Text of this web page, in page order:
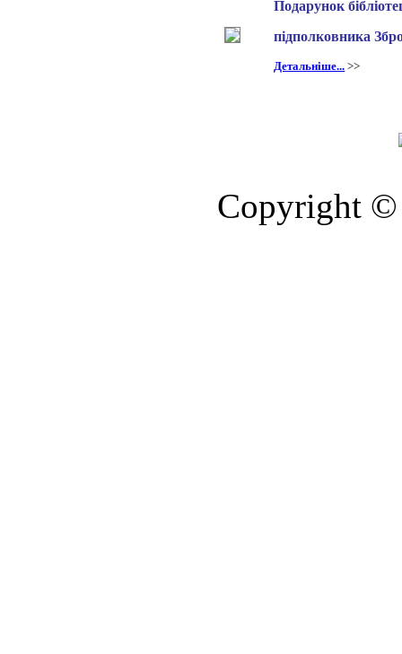
Подарунок
підполковника
Детальніше... >>
Copyright ©